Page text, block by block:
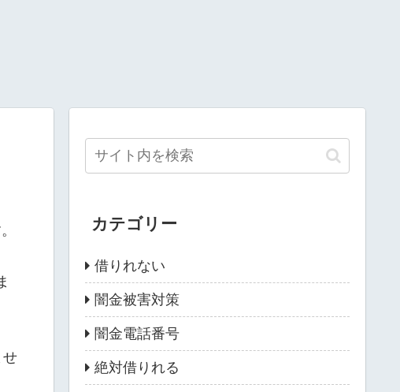
せ
カテゴリー
借りれない
闇金被害対策
闇金電話番号
絶対借りれる